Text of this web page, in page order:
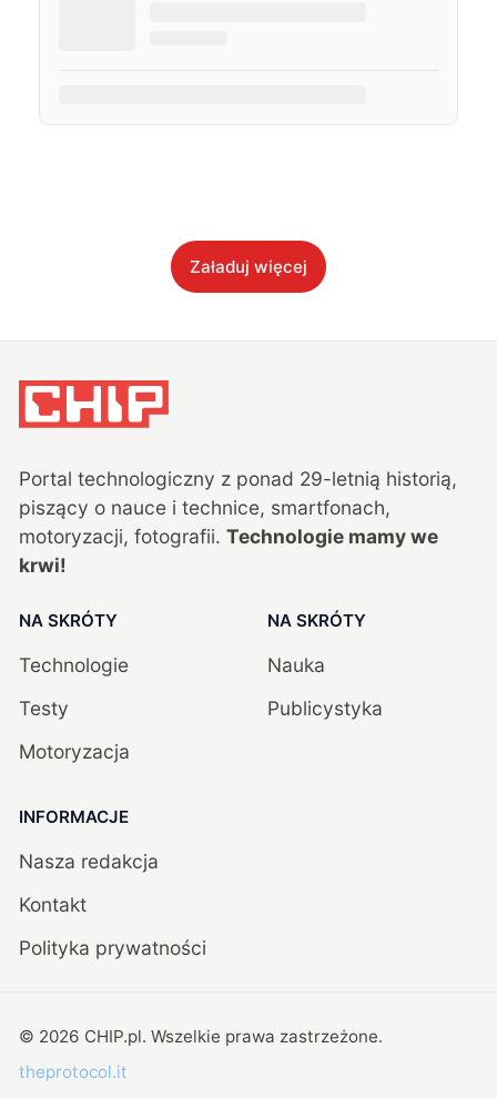
Załaduj więcej
Portal technologiczny z ponad 29-letnią historią,
piszący o nauce i technice, smartfonach,
motoryzacji, fotografii. Technologie mamy we
krwi!
NA SKRÓTY
Technologie
Testy
Motoryzacja
NA SKRÓTY
Nauka
Publicystyka
INFORMACJE
Nasza redakcja
Kontakt
Polityka prywatności
© 2026 CHIP.pl. Wszelkie prawa zastrzeżone.
theprotocol.it